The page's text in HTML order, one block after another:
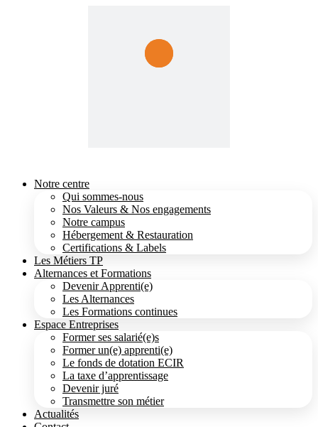
Notre centre
Qui sommes-nous
Nos Valeurs & Nos engagements
Notre campus
Hébergement & Restauration
Certifications & Labels
Les Métiers TP
Alternances et Formations
Devenir Apprenti(e)
Les Alternances
Les Formations continues
Espace Entreprises
Former ses salarié(e)s
Former un(e) apprenti(e)
Le fonds de dotation ECIR
La taxe d’apprentissage
Devenir juré
Transmettre son métier
Actualités